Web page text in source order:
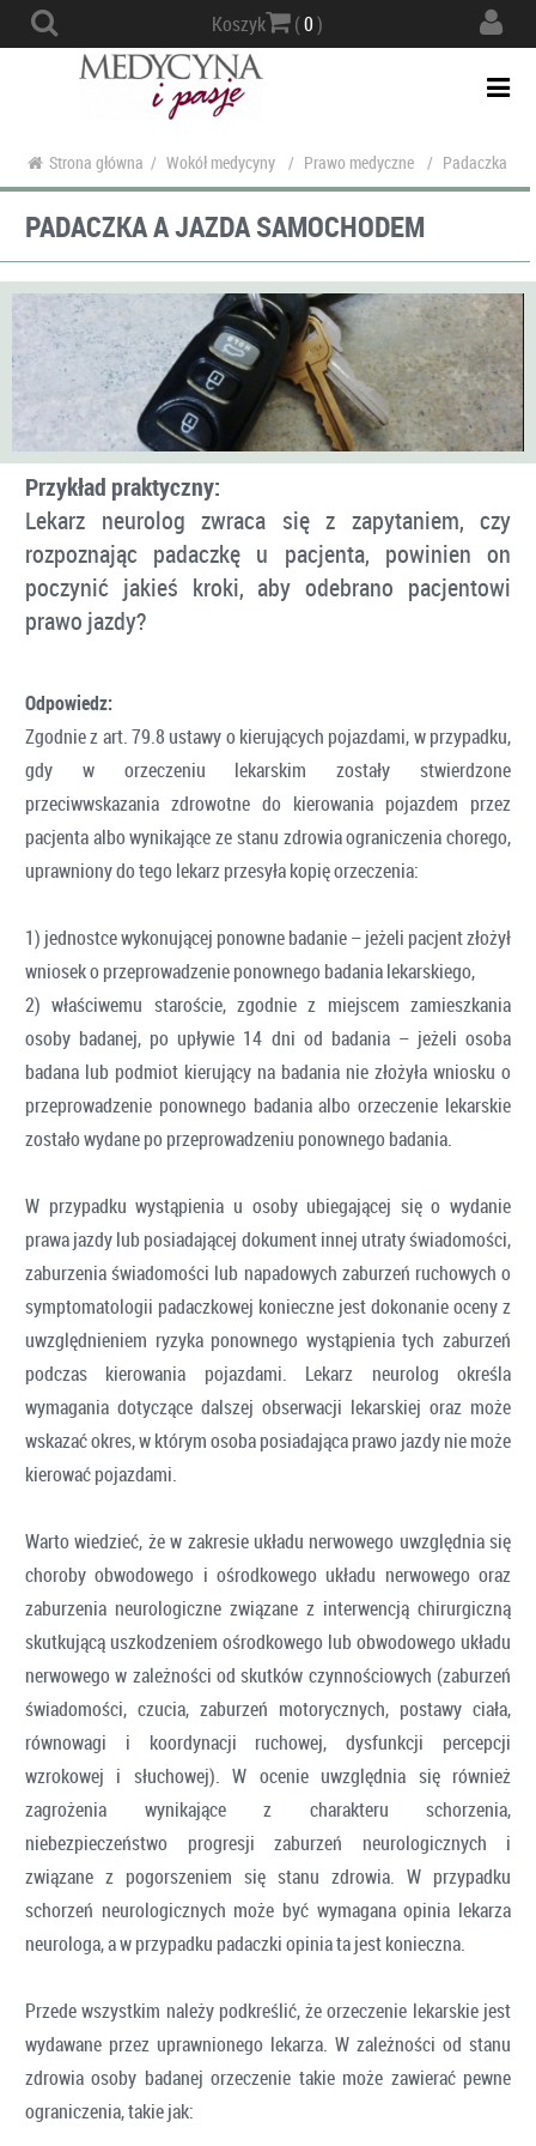
Koszyk (0)
Strona główna / Wokół medycyny / Prawo medyczne / Padaczka a
PADACZKA A JAZDA SAMOCHODEM
Przykład praktyczny:
Lekarz neurolog zwraca się z zapytaniem, czy
rozpoznając padaczkę u pacjenta, powinien on
poczynić jakieś kroki, aby odebrano pacjentowi
prawo jazdy?
Odpowiedz:
Zgodnie z art. 79.8 ustawy o kierujących pojazdami, w przypadku,
gdy w orzeczeniu lekarskim zostały stwierdzone
przeciwwskazania zdrowotne do kierowania pojazdem przez
pacjenta albo wynikające ze stanu zdrowia ograniczenia chorego,
uprawniony do tego lekarz przesyła kopię orzeczenia:
1) jednostce wykonującej ponowne badanie – jeżeli pacjent złożył
wniosek o przeprowadzenie ponownego badania lekarskiego,
2) właściwemu staroście, zgodnie z miejscem zamieszkania
osoby badanej, po upływie 14 dni od badania – jeżeli osoba
badana lub podmiot kierujący na badania nie złożyła wniosku o
przeprowadzenie ponownego badania albo orzeczenie lekarskie
zostało wydane po przeprowadzeniu ponownego badania.
W przypadku wystąpienia u osoby ubiegającej się o wydanie
prawa jazdy lub posiadającej dokument innej utraty świadomości,
zaburzenia świadomości lub napadowych zaburzeń ruchowych o
symptomatologii padaczkowej konieczne jest dokonanie oceny z
uwzględnieniem ryzyka ponownego wystąpienia tych zaburzeń
podczas kierowania pojazdami. Lekarz neurolog określa
wymagania dotyczące dalszej obserwacji lekarskiej oraz może
wskazać okres, w którym osoba posiadająca prawo jazdy nie może
kierować pojazdami.
Warto wiedzieć, że w zakresie układu nerwowego uwzględnia się
choroby obwodowego i ośrodkowego układu nerwowego oraz
zaburzenia neurologiczne związane z interwencją chirurgiczną
skutkującą uszkodzeniem ośrodkowego lub obwodowego układu
nerwowego w zależności od skutków czynnościowych (zaburzeń
świadomości, czucia, zaburzeń motorycznych, postawy ciała,
równowagi i koordynacji ruchowej, dysfunkcji percepcji
wzrokowej i słuchowej). W ocenie uwzględnia się również
zagrożenia wynikające z charakteru schorzenia,
niebezpieczeństwo progresji zaburzeń neurologicznych i
związane z pogorszeniem się stanu zdrowia. W przypadku
schorzeń neurologicznych może być wymagana opinia lekarza
neurologa, a w przypadku padaczki opinia ta jest konieczna.
Przede wszystkim należy podkreślić, że orzeczenie lekarskie jest
wydawane przez uprawnionego lekarza. W zależności od stanu
zdrowia osoby badanej orzeczenie takie może zawierać pewne
ograniczenia, takie jak: